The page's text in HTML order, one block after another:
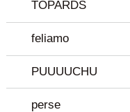
TOPARDS
feliamo
PUUUUCHU
perse